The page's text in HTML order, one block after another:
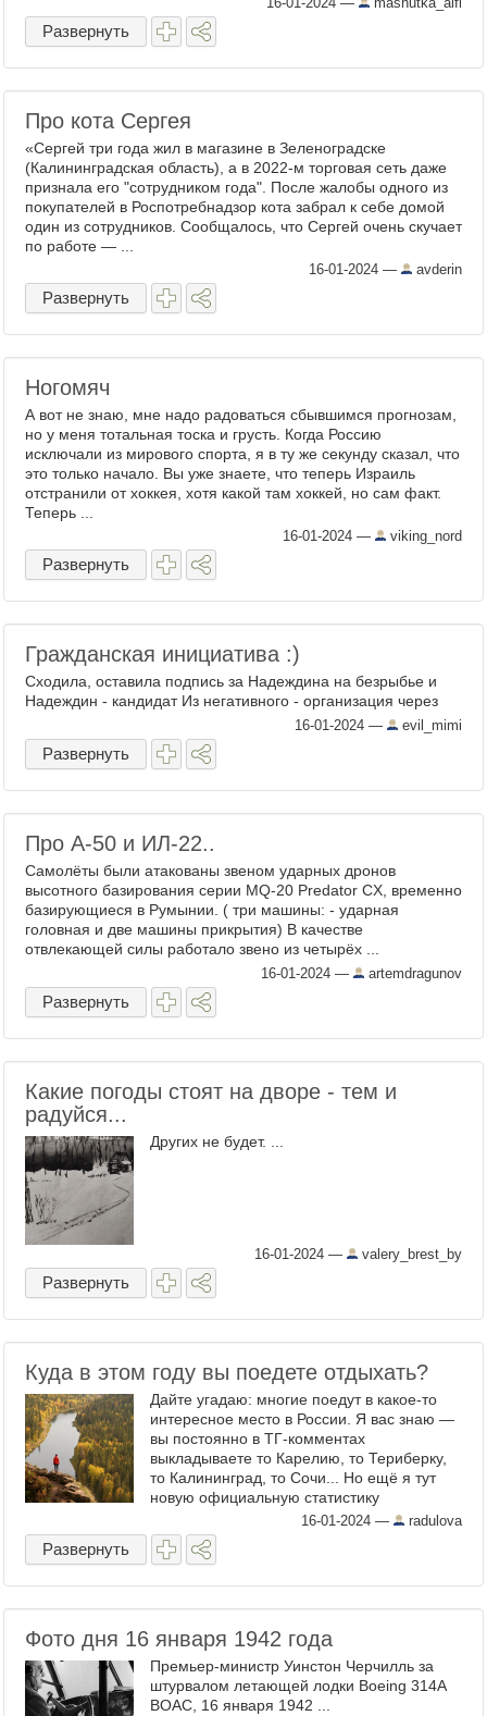
Развернуть
Про кота Сергея
«Сергей три года жил в магазине в Зеленоградске
(Калининградская область), а в 2022-м торговая сеть даже
признала его "сотрудником года". После жалобы одного из
покупателей в Роспотребнадзор кота забрал к себе домой
один из сотрудников. Сообщалось, что Сергей очень скучает
по работе — ...
16-01-2024 — avderin
Развернуть
Ногомяч
А вот не знаю, мне надо радоваться сбывшимся прогнозам,
но у меня тотальная тоска и грусть. Когда Россию
исключали из мирового спорта, я в ту же секунду сказал, что
это только начало. Вы уже знаете, что теперь Израиль
отстранили от хоккея, хотя какой там хоккей, но сам факт.
Теперь ...
16-01-2024 — viking_nord
Развернуть
Гражданская инициатива :)
Сходила, оставила подпись за Надеждина на безрыбье и
Надеждин - кандидат Из негативного - организация через
16-01-2024 — evil_mimi
Развернуть
Про А-50 и ИЛ-22..
Самолёты были атакованы звеном ударных дронов
высотного базирования серии MQ-20 Predator CХ, временно
базирующиеся в Румынии. ( три машины: - ударная
головная и две машины прикрытия) В качестве
отвлекающей силы работало звено из четырёх ...
16-01-2024 — artemdragunov
Развернуть
Какие погоды стоят на дворе - тем и
радуйся...
Других не будет. ...
16-01-2024 — valery_brest_by
Развернуть
Куда в этом году вы поедете отдыхать?
Дайте угадаю: многие поедут в какое-то
интересное место в России. Я вас знаю —
вы постоянно в ТГ-комментах
выкладываете то Карелию, то Териберку,
то Калининград, то Сочи... Но ещё я тут
новую официальную статистику
посмотрела: оказывается, более половины
россиян (51%) планируют ...
16-01-2024 — radulova
Развернуть
Фото дня 16 января 1942 года
Премьер-министр Уинстон Черчилль за
штурвалом летающей лодки Boeing 314A
BOAC, 16 января 1942 ...